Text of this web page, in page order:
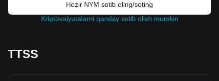
Hozir NYM sotib oling/soting
Kriptovalyutalarni qanday sotib olish mumkin
TTSS